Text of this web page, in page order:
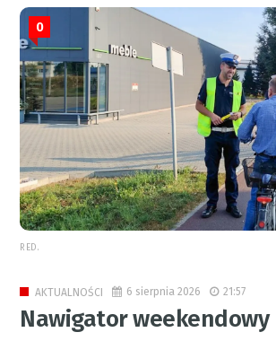
0
RED.
AKTUALNOŚCI 6 sierpnia 2026 21:57
Nawigator weekendowy